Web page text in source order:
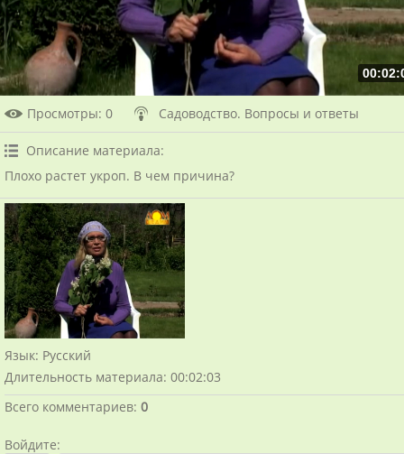
Просмотры: 0 Садоводство. Вопросы и ответы
Описание материала:
Плохо растет укроп. В чем причина?
Язык: Русский
Длительность материала: 00:02:03
Всего комментариев: 0
Войдите: